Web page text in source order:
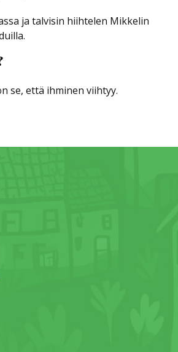
ja talvisin hiihtelen Mikkelin
se, että ihminen viihtyy.